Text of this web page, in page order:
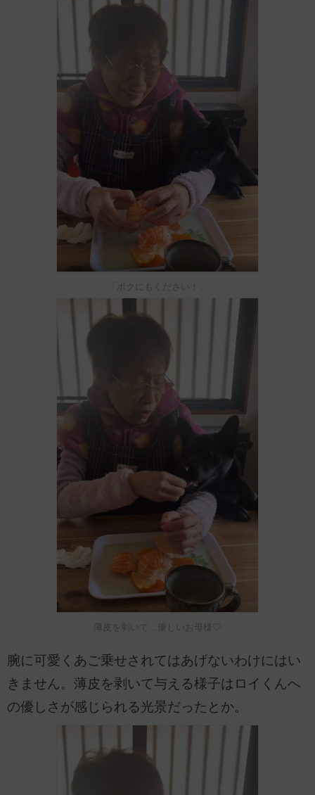
「ボクにもください！」
薄皮を剥いて…優しいお母様♡
腕に可愛くあご乗せされてはあげないわけにはい
きません。薄皮を剥いて与える様子はロイくんへ
の優しさが感じられる光景だったとか。